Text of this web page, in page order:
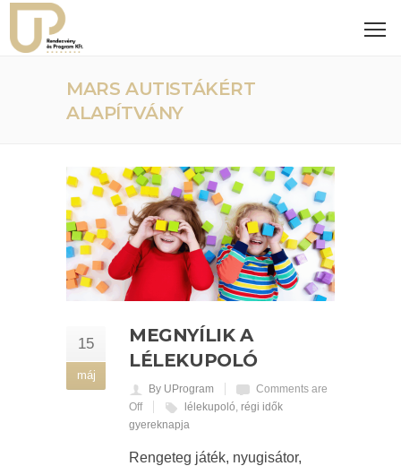
MARS AUTISTÁKÉRT
ALAPÍTVÁNY
15
máj
MEGNYÍLIK A
LÉLEKUPOLÓ
By UProgram
Comments are
Off
lélekupoló, régi idők
gyereknapja
Rengeteg játék, nyugisátor,